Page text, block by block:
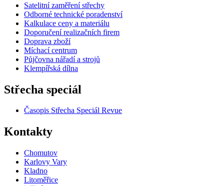
Satelitní zaměření střechy
Odborné technické poradenství
Kalkulace ceny a materiálu
Doporučení realizačních firem
Doprava zboží
Míchací centrum
Půjčovna nářadí a strojů
Klempířská dílna
Střecha speciál
Časopis Střecha Speciál Revue
Kontakty
Chomutov
Karlovy Vary
Kladno
Litoměřice